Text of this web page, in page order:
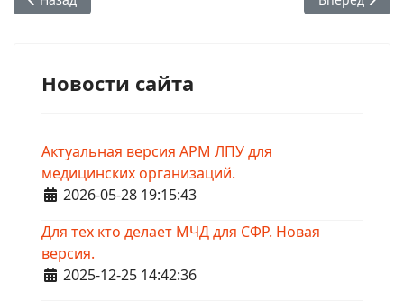
Новости сайта
Актуальная версия АРМ ЛПУ для
медицинских организаций.
Информация о материале
2026-05-28 19:15:43
Для тех кто делает МЧД для СФР. Новая
версия.
Информация о материале
2025-12-25 14:42:36